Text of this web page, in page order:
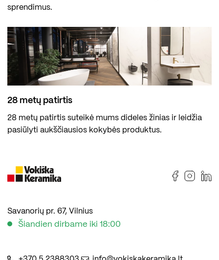
sprendimus.
28 metų patirtis
28 metų patirtis suteikė mums dideles žinias ir leidžia
pasiūlyti aukščiausios kokybės produktus.
Savanorių pr. 67, Vilnius
Šiandien dirbame iki 18:00